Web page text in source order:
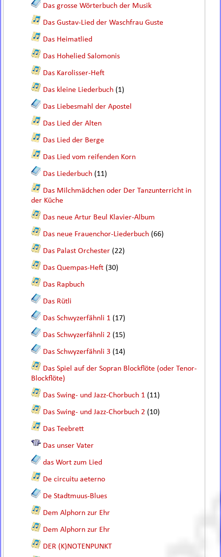
Das grosse Wörterbuch der Musik
Das Gustav-Lied der Waschfrau Guste
Das Heimatlied
Das Hohelied Salomonis
Das Karolisser-Heft
Das kleine Liederbuch (1)
Das Liebesmahl der Apostel
Das Lied der Alten
Das Lied der Berge
Das Lied vom reifenden Korn
Das Liederbuch (11)
Das Milchmädchen oder Der Tanzunterricht in
der Küche
Das neue Artur Beul Klavier-Album
Das neue Frauenchor-Liederbuch (66)
Das Palast Orchester (22)
Das Quempas-Heft (30)
Das Rapbuch
Das Rütli
Das Schwyzerfähnli 1 (17)
Das Schwyzerfähnli 2 (15)
Das Schwyzerfähnli 3 (14)
Das Spiel auf der Sopran Blockflöte (oder Tenor-
Blockflöte)
Das Swing- und Jazz-Chorbuch 1 (11)
Das Swing- und Jazz-Chorbuch 2 (10)
Das Teebrett
Das unser Vater
das Wort zum Lied
De circuitu aeterno
De Stadtmuus-Blues
Dem Alphorn zur Ehr
Dem Alphorn zur Ehr
DER (K)NOTENPUNKT